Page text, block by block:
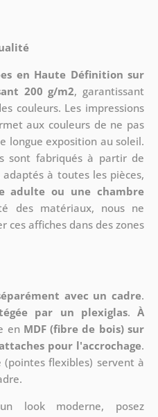
en Haute Définition sur
200 g/m2, garantissant
couleurs. Les impressions
aux couleurs de ne pas
longue exposition au soleil.
sont fabriqués à partir de
à toutes les pièces,
adulte ou une chambre
des matériaux, nous ne
ces affiches dans des zones
avec un cadre.
par un plexiglas.À
en MDF (fibre de bois) sur
pour l'accrochage.
flexibles) servent à
look moderne, posez